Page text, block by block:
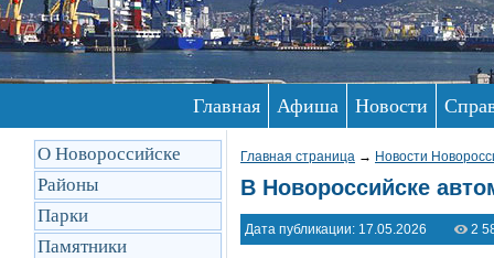
Главная Афиша Новости
О Новороссийске
Районы
Парки
Памятники
Главная страница → Новости
В Новороссийске
Дата публикации: 17.05.2026 2